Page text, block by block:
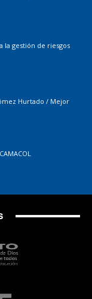
la gestión de riesgos
Hurtado / Mejor